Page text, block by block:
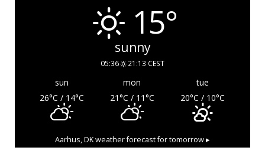
15°
sunny
05:36 21:13 CEST
sun mon
tue
26°C / 14°C 21°C / 11°C 20°C / 10°C
Aarhus, DKweather forecast for tomorrow ▸